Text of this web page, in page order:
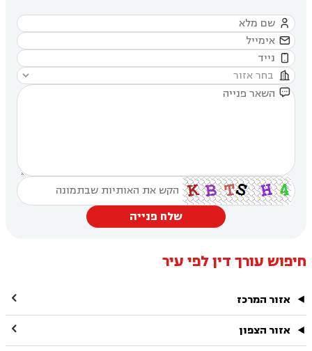





שלח פנייה
חיפוש עורך דין לפי עיר
אזור המרכז 
אזור הצפון 